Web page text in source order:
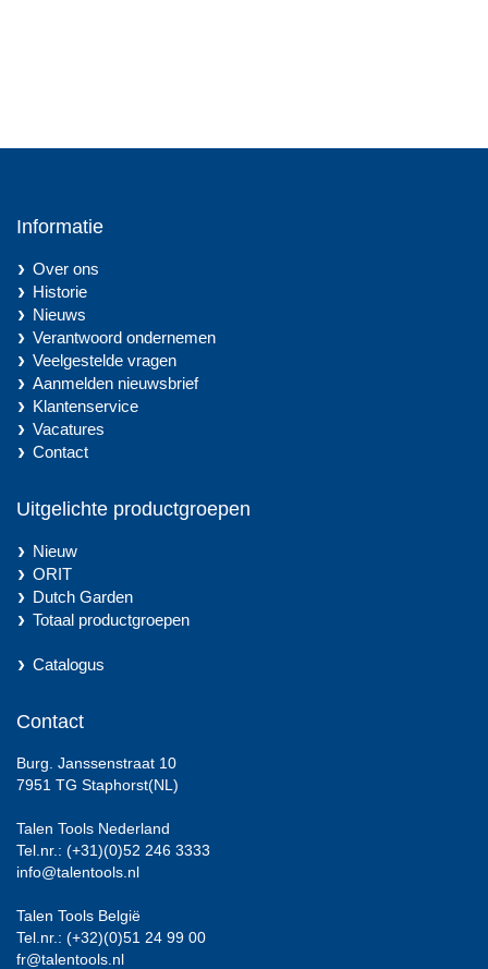
Informatie
Over ons
Historie
Nieuws
Verantwoord ondernemen
Veelgestelde vragen
Aanmelden nieuwsbrief
Klantenservice
Vacatures
Contact
Uitgelichte productgroepen
Nieuw
ORIT
Dutch Garden
Totaal productgroepen
Catalogus
Contact
Burg. Janssenstraat 10
7951 TG Staphorst(NL)
Talen Tools Nederland
Tel.nr.: (+31)(0)52 246 3333
info@talentools.nl
Talen Tools België
Tel.nr.: (+32)(0)51 24 99 00
fr@talentools.nl